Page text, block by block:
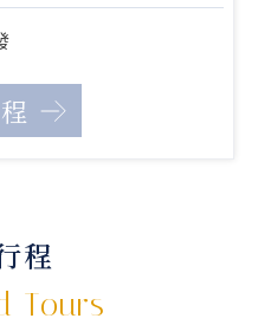
程
Tours